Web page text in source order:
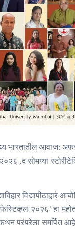
भारतातील आवाज:
,द सोमय्या
विद्यापीठाद्वारे
२०२६’ हा
परंपरेला समर्पित